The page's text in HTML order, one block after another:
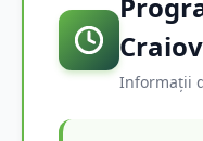
Informații